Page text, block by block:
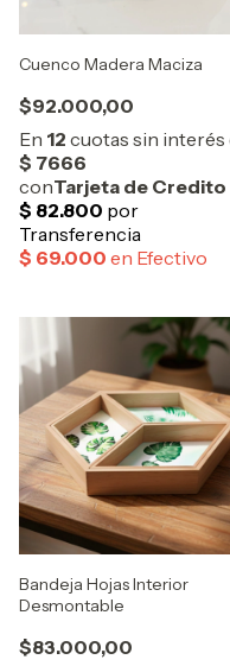
Cuenco Madera Maciza
$92.000,00
Bandeja Hojas Interior
Desmontable
$83.000,00